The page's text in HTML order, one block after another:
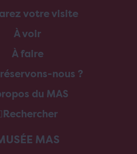
votre visite
À voir
À faire
nous ?
du MAS
Rechercher
MAS